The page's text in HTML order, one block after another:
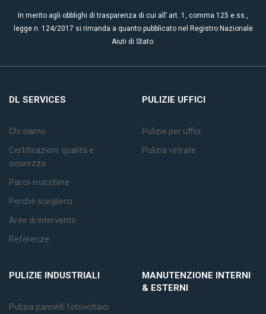
In merito agli obblighi di trasparenza di cui all’ art. 1, comma 125 e ss.,
legge n. 124/2017 si rimanda a quanto pubblicato nel Registro Nazionale
Aiuti di Stato.
DL SERVICES
Chi siamo
Certificazioni: qualità e
sicurezza
Parco macchine
Perché sceglierci
Aree di intervento
Referenze
PULIZIE UFFICI
Pulizie per uffici
Pulizia vetrate
PULIZIE INDUSTRIALI
Pulizia pannelli fotovoltaici
MANUTENZIONE INTERNI
& ESTERNI